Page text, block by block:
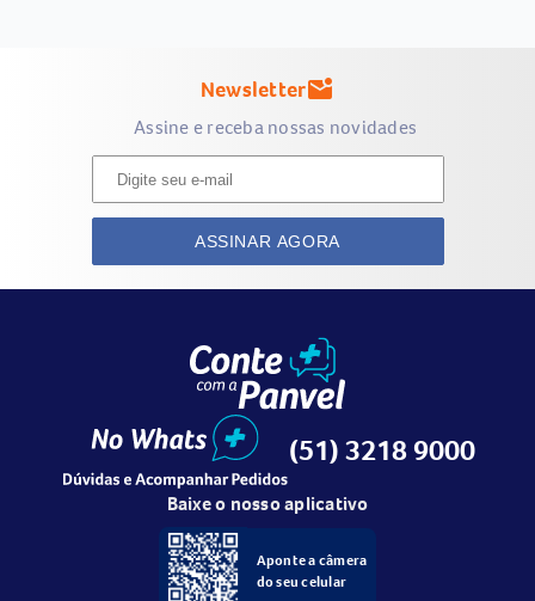
Newslettermark_email_unread
Assine e receba nossas novidades
ASSINAR AGORA
(51) 3218 9000
Baixe o nosso aplicativo
Aponte a câmera
do seu celular